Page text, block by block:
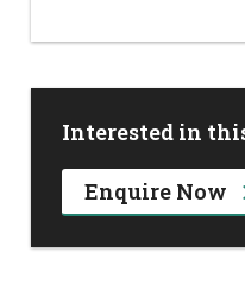
Interested in
Enquire Now